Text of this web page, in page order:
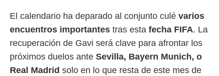
El calendario ha deparado al conjunto culé varios
encuentros importantes tras esta fecha FIFA. La
recuperación de Gavi será clave para afrontar los
próximos duelos ante Sevilla, Bayern Munich, o
Real Madrid solo en lo que resta de este mes de